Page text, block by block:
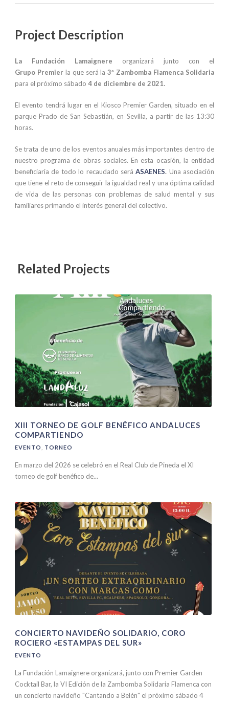
Project Description
La Fundación Lamaignere organizará junto con el
Grupo Premier la que será la3ª Zambomba Flamenca Solidaria
para el próximo sábado 4 de diciembre de 2021.
El evento tendrá lugar en el Kiosco Premier Garden, situado en el
parque Prado de San Sebastián, en Sevilla, a partir de las 13:30
horas.
Se trata de uno de los eventos anuales más importantes dentro de
nuestro programa de obras sociales. En esta ocasión, la entidad
beneficiaria de todo lo recaudado seráASAENES. Una asociación
que tiene el reto de conseguir la igualdad real y una óptima calidad
de vida de las personas con problemas de salud mental y sus
familiares primando el interés general del colectivo.
Related Projects
XIII TORNEO DE GOLF BENÉFICO ANDALUCES
COMPARTIENDO
EVENTO TORNEO
En marzo del 2026 se celebró en el Real Club de Pineda el XI
torneo de golf benéfico de...
CONCIERTO NAVIDEÑO SOLIDARIO, CORO
ROCIERO «ESTAMPAS DEL SUR»
EVENTO
La Fundación Lamaignere organizará, junto con Premier Garden
Cocktail Bar, la VI Edición de la Zambomba Solidaria Flamenca con
un concierto navideño "Cantando a Belén" el próximo sábado 4